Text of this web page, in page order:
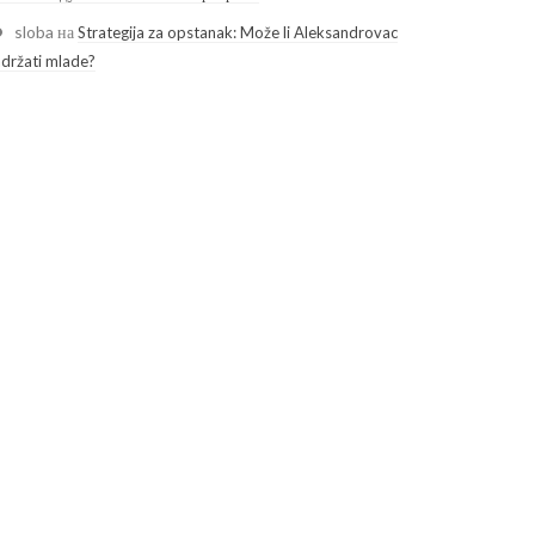
sloba наStrategija za opstanak: Može li Aleksandrovac
mlade?